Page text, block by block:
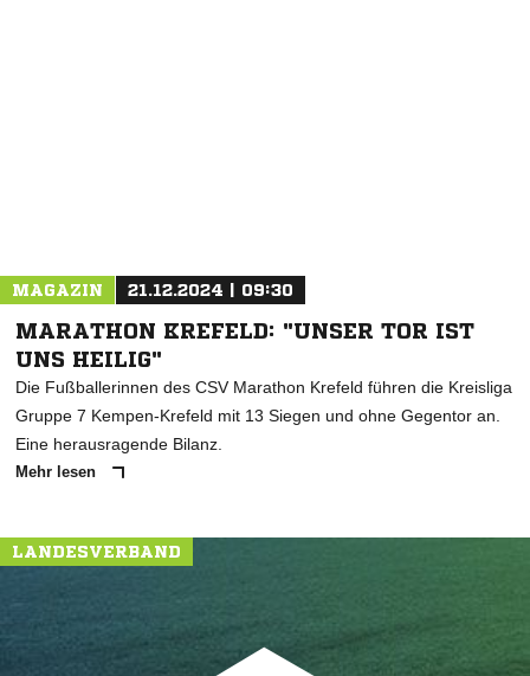
MAGAZIN 21.12.2024 | 09:30
MARATHON KREFELD: "UNSER TOR IST
UNS HEILIG"
Die Fußballerinnen des CSV Marathon Krefeld führen die Kreisliga
Gruppe 7 Kempen-Krefeld mit 13 Siegen und ohne Gegentor an.
Eine herausragende Bilanz.
Mehr lesen
LANDESVERBAND